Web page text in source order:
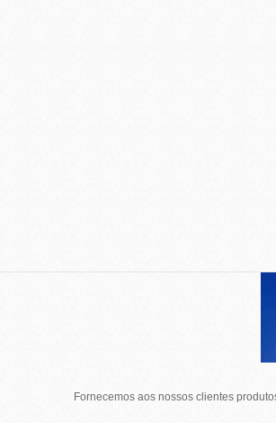
Fornecemos aos nossos clientes